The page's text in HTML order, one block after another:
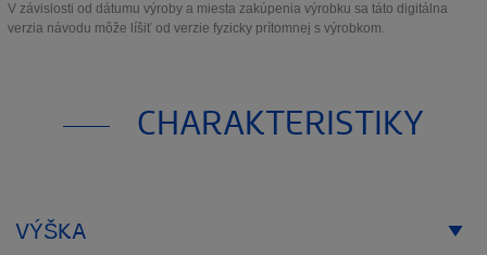
V závislosti od dátumu výroby a miesta zakúpenia výrobku sa táto digitálna
verzia návodu môže líšiť od verzie fyzicky prítomnej s výrobkom.
CHARAKTERISTIKY
VÝŠKA